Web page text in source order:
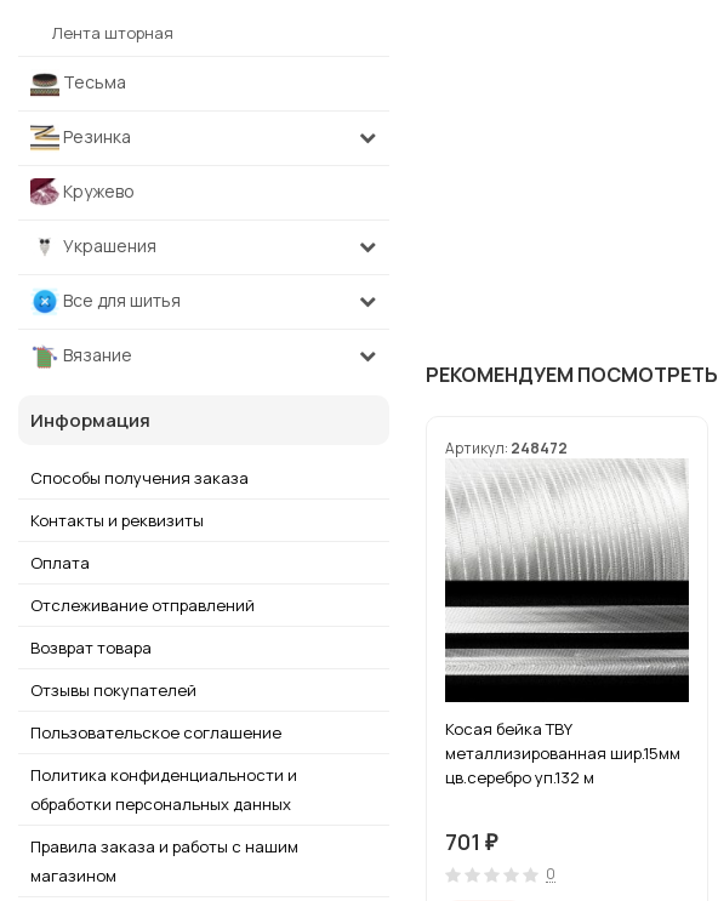
РЕКОМЕНДУЕМ ПОСМОТРЕТЬ
Артикул: 248472
Косая бейка TBY
металлизированная шир.15мм
цв.серебро уп.132 м
701 ₽
0
Лента шторная
Тесьма
Резинка
Кружево
Украшения
Все для шитья
Вязание
Информация
Способы получения заказа
Контакты и реквизиты
Оплата
Отслеживание отправлений
Возврат товара
Отзывы покупателей
Пользовательское соглашение
Политика конфиденциальности и
обработки персональных данных
Правила заказа и работы с нашим
магазином